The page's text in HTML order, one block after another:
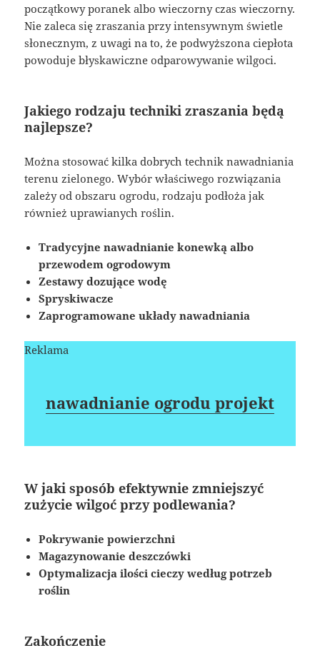
początkowy poranek albo wieczorny czas wieczorny.
Nie zaleca się zraszania przy intensywnym świetle
słonecznym, z uwagi na to, że podwyższona ciepłota
powoduje błyskawiczne odparowywanie wilgoci.
Jakiego rodzaju techniki zraszania będą
najlepsze?
Można stosować kilka dobrych technik nawadniania
terenu zielonego. Wybór właściwego rozwiązania
zależy od obszaru ogrodu, rodzaju podłoża jak
również uprawianych roślin.
Tradycyjne nawadnianie konewką albo
przewodem ogrodowym
Zestawy dozujące wodę
Spryskiwacze
Zaprogramowane układy nawadniania
Reklama
nawadnianie ogrodu projekt
W jaki sposób efektywnie zmniejszyć
zużycie wilgoć przy podlewania?
Pokrywanie powierzchni
Magazynowanie deszczówki
Optymalizacja ilości cieczy według potrzeb
roślin
Zakończenie